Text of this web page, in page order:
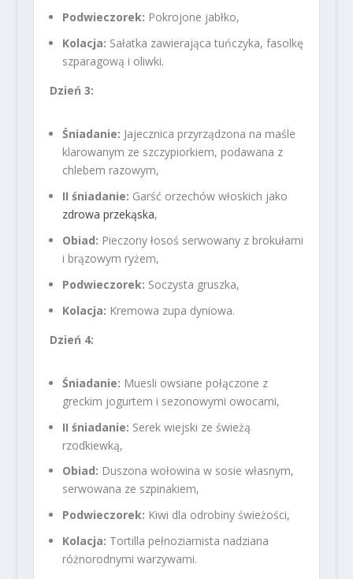
Podwieczorek: Pokrojone jabłko,
Kolacja: Sałatka zawierająca tuńczyka, fasolkę
szparagową i oliwki.
Dzień 3:
Śniadanie: Jajecznica przyrządzona na maśle
klarowanym ze szczypiorkiem, podawana z
chlebem razowym,
II śniadanie: Garść orzechów włoskich jako
zdrowa przekąska,
Obiad: Pieczony łosoś serwowany z brokułami
i brązowym ryżem,
Podwieczorek: Soczysta gruszka,
Kolacja: Kremowa zupa dyniowa.
Dzień 4:
Śniadanie: Muesli owsiane połączone z
greckim jogurtem i sezonowymi owocami,
II śniadanie: Serek wiejski ze świeżą
rzodkiewką,
Obiad: Duszona wołowina w sosie własnym,
serwowana ze szpinakiem,
Podwieczorek: Kiwi dla odrobiny świeżości,
Kolacja: Tortilla pełnoziarnista nadziana
różnorodnymi warzywami.